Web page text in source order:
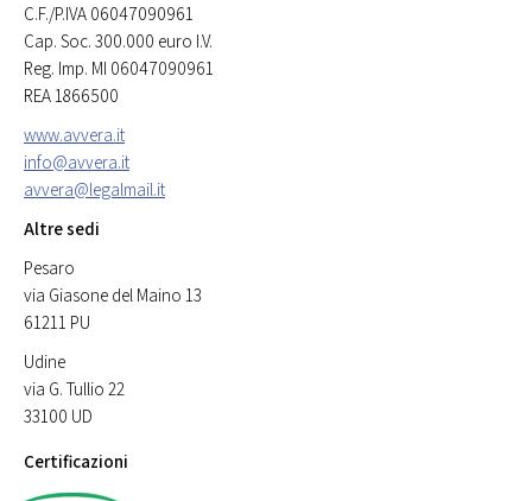
C.F./P.IVA 06047090961
Cap. Soc. 300.000 euro I.V.
Reg. Imp. MI 06047090961
REA 1866500
www.avvera.it
info@avvera.it
avvera@legalmail.it
Altre sedi
Pesaro
via Giasone del Maino 13
61211 PU
Udine
via G. Tullio 22
33100 UD
Certificazioni